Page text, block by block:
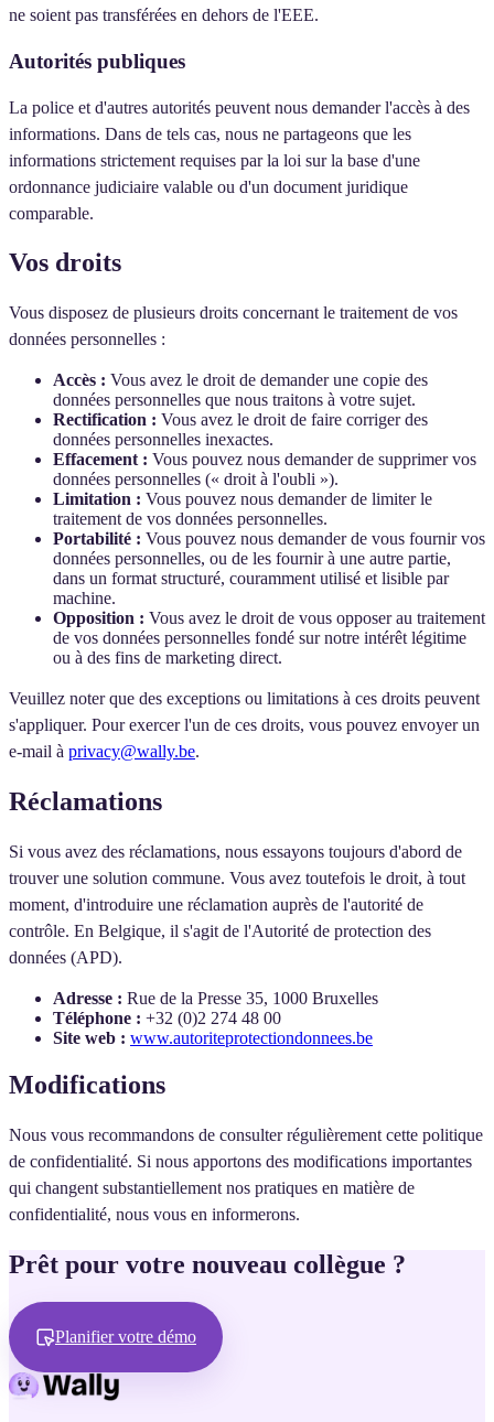
ne soient pas transférées en dehors de l'EEE.
Autorités publiques
La police et d'autres autorités peuvent nous demander l'accès à des
informations. Dans de tels cas, nous ne partageons que les
informations strictement requises par la loi sur la base d'une
ordonnance judiciaire valable ou d'un document juridique
comparable.
Vos droits
Vous disposez de plusieurs droits concernant le traitement de vos
données personnelles :
Accès : Vous avez le droit de demander une copie des
données personnelles que nous traitons à votre sujet.
Rectification : Vous avez le droit de faire corriger des
données personnelles inexactes.
Effacement : Vous pouvez nous demander de supprimer vos
données personnelles (« droit à l'oubli »).
Limitation : Vous pouvez nous demander de limiter le
traitement de vos données personnelles.
Portabilité : Vous pouvez nous demander de vous fournir vos
données personnelles, ou de les fournir à une autre partie,
dans un format structuré, couramment utilisé et lisible par
machine.
Opposition : Vous avez le droit de vous opposer au traitement
de vos données personnelles fondé sur notre intérêt légitime
ou à des fins de marketing direct.
Veuillez noter que des exceptions ou limitations à ces droits peuvent
s'appliquer. Pour exercer l'un de ces droits, vous pouvez envoyer un
e-mail à privacy@wally.be.
Réclamations
Si vous avez des réclamations, nous essayons toujours d'abord de
trouver une solution commune. Vous avez toutefois le droit, à tout
moment, d'introduire une réclamation auprès de l'autorité de
contrôle. En Belgique, il s'agit de l'Autorité de protection des
données (APD).
Adresse : Rue de la Presse 35, 1000 Bruxelles
Téléphone : +32 (0)2 274 48 00
Site web : www.autoriteprotectiondonnees.be
Modifications
Nous vous recommandons de consulter régulièrement cette politique
de confidentialité. Si nous apportons des modifications importantes
qui changent substantiellement nos pratiques en matière de
confidentialité, nous vous en informerons.
Prêt pour votre nouveau collègue ?
Planifier votre démo